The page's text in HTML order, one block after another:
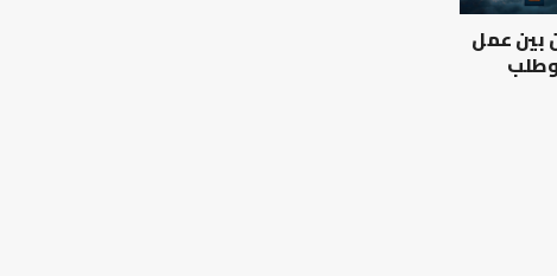
الإمام
مالك
والليث
بن
بين عمل
وطلب